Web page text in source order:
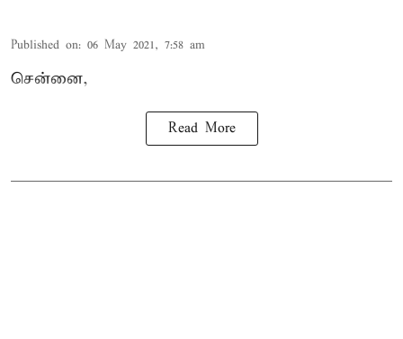
Published on: 06 May 2021, 7:58 am
சென்னை,
Read More